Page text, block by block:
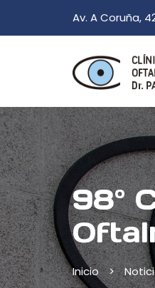
Av. A Coruña,
98º
Inicio >